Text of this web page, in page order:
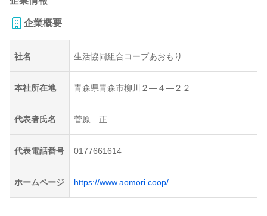
企業概要
社名 生活協同組合コープあおもり
本社所在地 青森県青森市柳川２―４―２２
代表者氏名 菅原 正
代表電話番号 0177661614
ホームページ https://www.aomori.coop/